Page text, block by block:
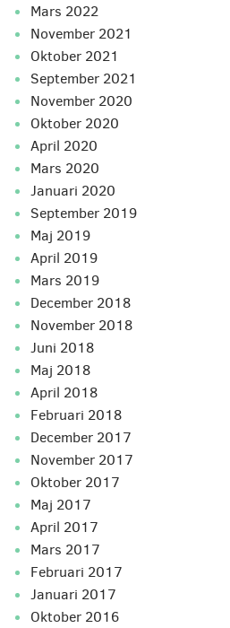
mars 2022
november 2021
oktober 2021
september 2021
november 2020
oktober 2020
april 2020
mars 2020
januari 2020
september 2019
maj 2019
april 2019
mars 2019
december 2018
november 2018
juni 2018
maj 2018
april 2018
februari 2018
december 2017
november 2017
oktober 2017
maj 2017
april 2017
mars 2017
februari 2017
januari 2017
oktober 2016